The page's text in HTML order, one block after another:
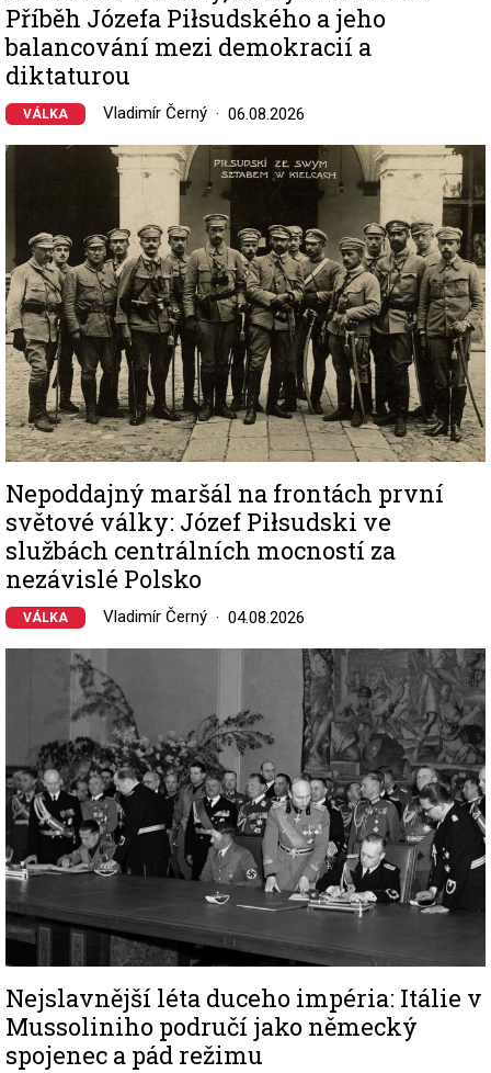
Příběh Józefa Piłsudského a jeho
balancování mezi demokracií a
diktaturou
VÁLKA Vladimír Černý 06.08.2026
Image
Nepoddajný maršál na frontách první
světové války: Józef Piłsudski ve
službách centrálních mocností za
nezávislé Polsko
VÁLKA Vladimír Černý 04.08.2026
Nejslavnější léta duceho impéria: Itálie v
Mussoliniho područí jako německý
spojenec a pád režimu